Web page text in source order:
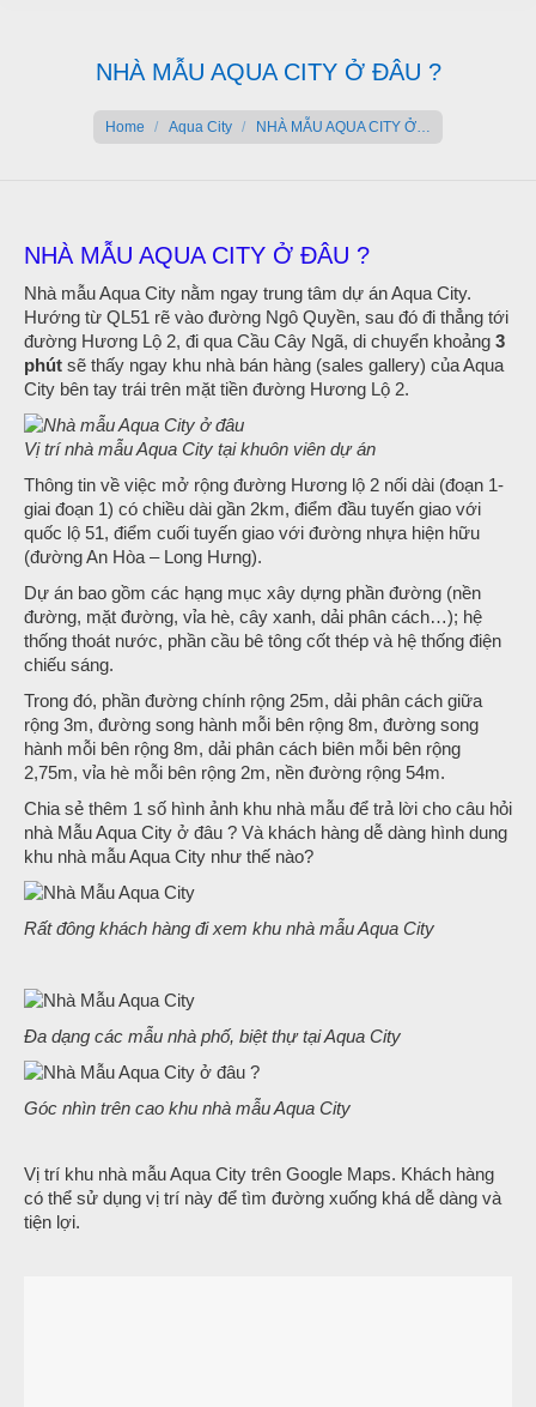
NHÀ MẪU AQUA CITY Ở ĐÂU ?
Home Aqua City NHÀ MẪU AQUA CITY Ở…
NHÀ MẪU AQUA CITY Ở ĐÂU ?
Nhà mẫu Aqua City nằm ngay trung tâm dự án Aqua City.
Hướng từ QL51 rẽ vào đường Ngô Quyền, sau đó đi thẳng tới
đường Hương Lộ 2, đi qua Cầu Cây Ngã, di chuyển khoảng 3
phút sẽ thấy ngay khu nhà bán hàng (sales gallery) của Aqua
City bên tay trái trên mặt tiền đường Hương Lộ 2.
Vị trí nhà mẫu Aqua City tại khuôn viên dự án
Thông tin về việc mở rộng đường Hương lộ 2 nối dài (đoạn 1-
giai đoạn 1) có chiều dài gần 2km, điểm đầu tuyến giao với
quốc lộ 51, điểm cuối tuyến giao với đường nhựa hiện hữu
(đường An Hòa – Long Hưng).
Dự án bao gồm các hạng mục xây dựng phần đường (nền
đường, mặt đường, vỉa hè, cây xanh, dải phân cách…); hệ
thống thoát nước, phần cầu bê tông cốt thép và hệ thống điện
chiếu sáng.
Trong đó, phần đường chính rộng 25m, dải phân cách giữa
rộng 3m, đường song hành mỗi bên rộng 8m, đường song
hành mỗi bên rộng 8m, dải phân cách biên mỗi bên rộng
2,75m, vỉa hè mỗi bên rộng 2m, nền đường rộng 54m.
Chia sẻ thêm 1 số hình ảnh khu nhà mẫu để trả lời cho câu hỏi
nhà Mẫu Aqua City ở đâu ? Và khách hàng dễ dàng hình dung
khu nhà mẫu Aqua City như thế nào?
Rất đông khách hàng đi xem khu nhà mẫu Aqua City
Đa dạng các mẫu nhà phố, biệt thự tại Aqua City
Góc nhìn trên cao khu nhà mẫu Aqua City
Vị trí khu nhà mẫu Aqua City trên Google Maps. Khách hàng
có thể sử dụng vị trí này để tìm đường xuống khá dễ dàng và
tiện lợi.